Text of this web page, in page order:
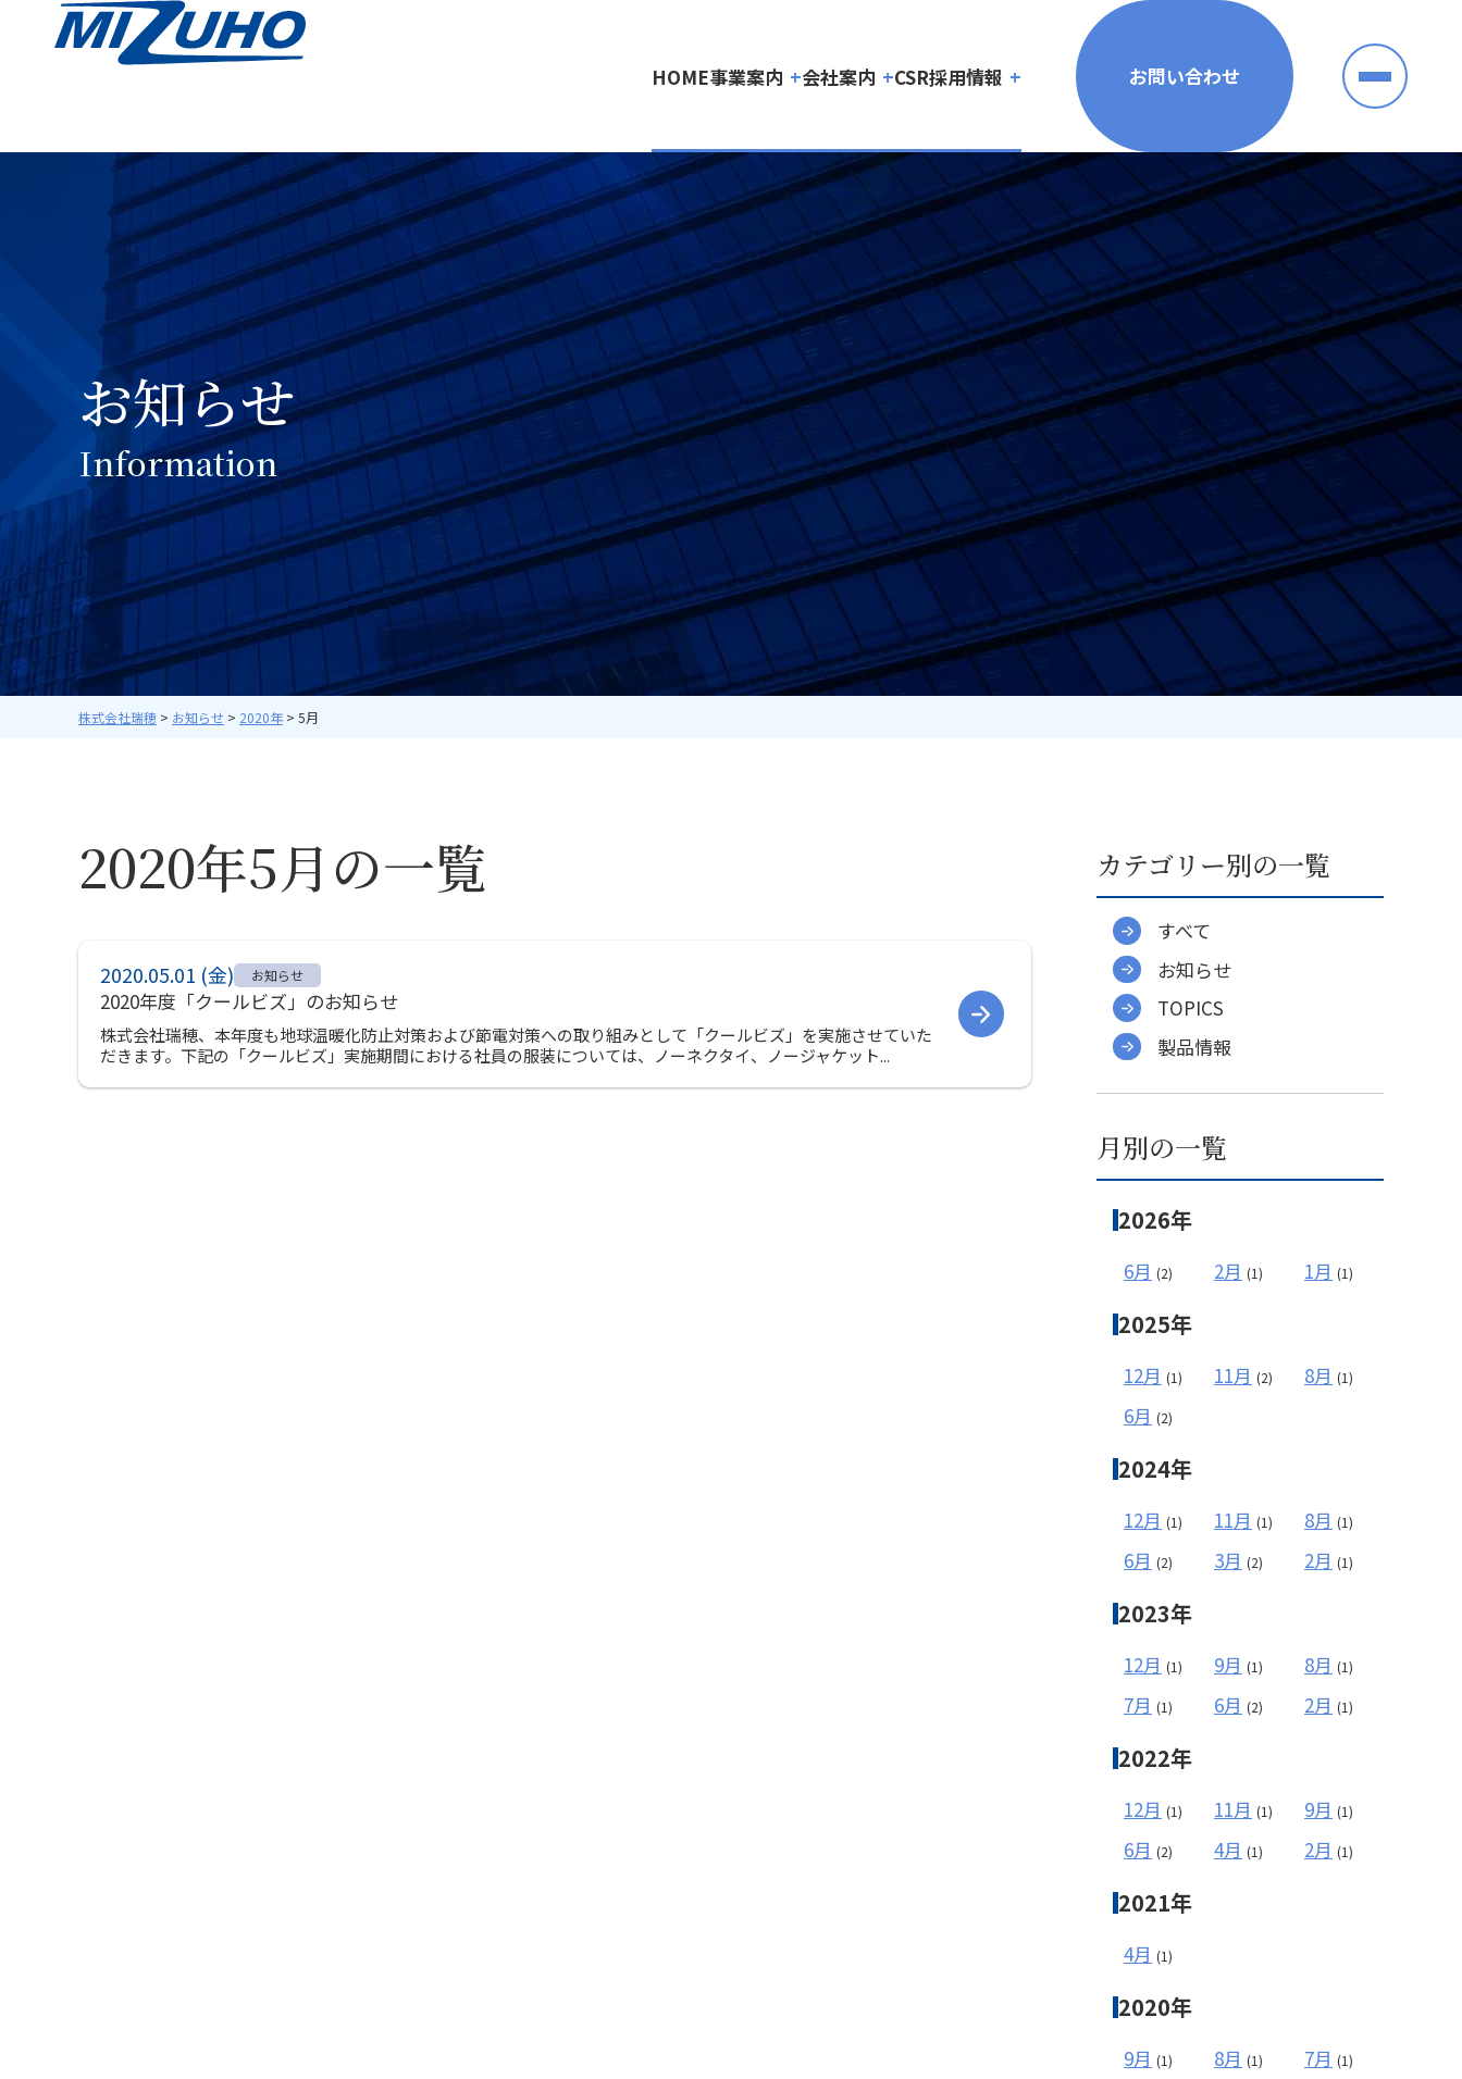
HOME事業案内 会社案内 CSR採用情報 お問い合わせ
お知らせ
Information
株式会社瑞穂 > お知らせ > 2020年> 5月
2020年5月の一覧
2020.05.01 (金) お知らせ
2020年度「クールビズ」のお知らせ
株式会社瑞穂、本年度も地球温暖化防止対策および節電対策への取り組みとして「クールビズ」を実施させていた
だきます。下記の「クールビズ」実施期間における社員の服装については、ノーネクタイ、ノージャケット...
カテゴリー別の一覧
すべて
お知らせ
TOPICS
製品情報
月別の一覧
2026年
6月 (2) 2月 (1) 1月 (1)
2025年
12月 (1) 11月 (2) 8月 (1)
6月 (2)
2024年
12月 (1) 11月 (1) 8月 (1)
6月 (2) 3月 (2) 2月 (1)
2023年
12月 (1) 9月 (1) 8月 (1)
7月 (1) 6月 (2) 2月 (1)
2022年
12月 (1) 11月 (1) 9月 (1)
6月 (2) 4月 (1) 2月 (1)
2021年
4月 (1)
2020年
9月 (1) 8月 (1) 7月 (1)